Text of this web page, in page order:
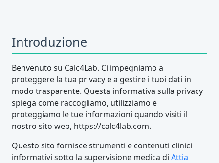
Introduzione
Benvenuto su Calc4Lab. Ci impegniamo a
proteggere la tua privacy e a gestire i tuoi dati in
modo trasparente. Questa informativa sulla privacy
spiega come raccogliamo, utilizziamo e
proteggiamo le tue informazioni quando visiti il
nostro sito web, https://calc4lab.com.
Questo sito fornisce strumenti e contenuti clinici
informativi sotto la supervisione medica di Attia